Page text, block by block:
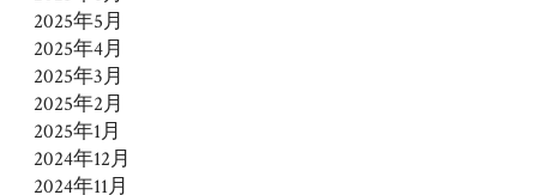
2025年5月
2025年4月
2025年3月
2025年2月
2025年1月
2024年12月
2024年11月